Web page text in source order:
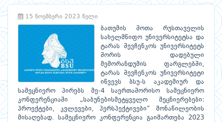
15 ნოემბერი 2023 წელი
ბათუმის შოთა რუსთაველის
სახელმწიფო უნივერსიტეტსა და
ტარას შევჩენკოს უნივერსიტეტს
შორის დადებული
მემორანდუმის ფარგლებში,
ტარას შევჩენკოს უნივერსიტეტი
იწვევს ბსუ-ს აკადემიურ და
სამეცნიერო პირებს მე-4 საერთაშორისო სამეცნიერო
კონფერენციაში „საბუნებისმეტყველო მეცნიერებები:
პროექტები, კვლევები, პერსპექტივები“ მონაწილეობის
მისაღებად. სამეცნიერო კონფერენცია გაიმართება 2023